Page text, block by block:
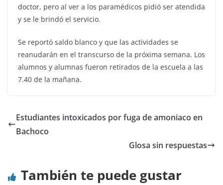
doctor, pero al ver a los paramédicos pidió ser atendida
y se le brindó el servicio.
Se reportó saldo blanco y que las actividades se
reanudarán en el transcurso de la próxima semana. Los
alumnos y alumnas fueron retirados de la escuela a las
7.40 de la mañana.
Estudiantes intoxicados por fuga de amoniaco en
Bachoco
Glosa sin respuestas
También te puede gustar